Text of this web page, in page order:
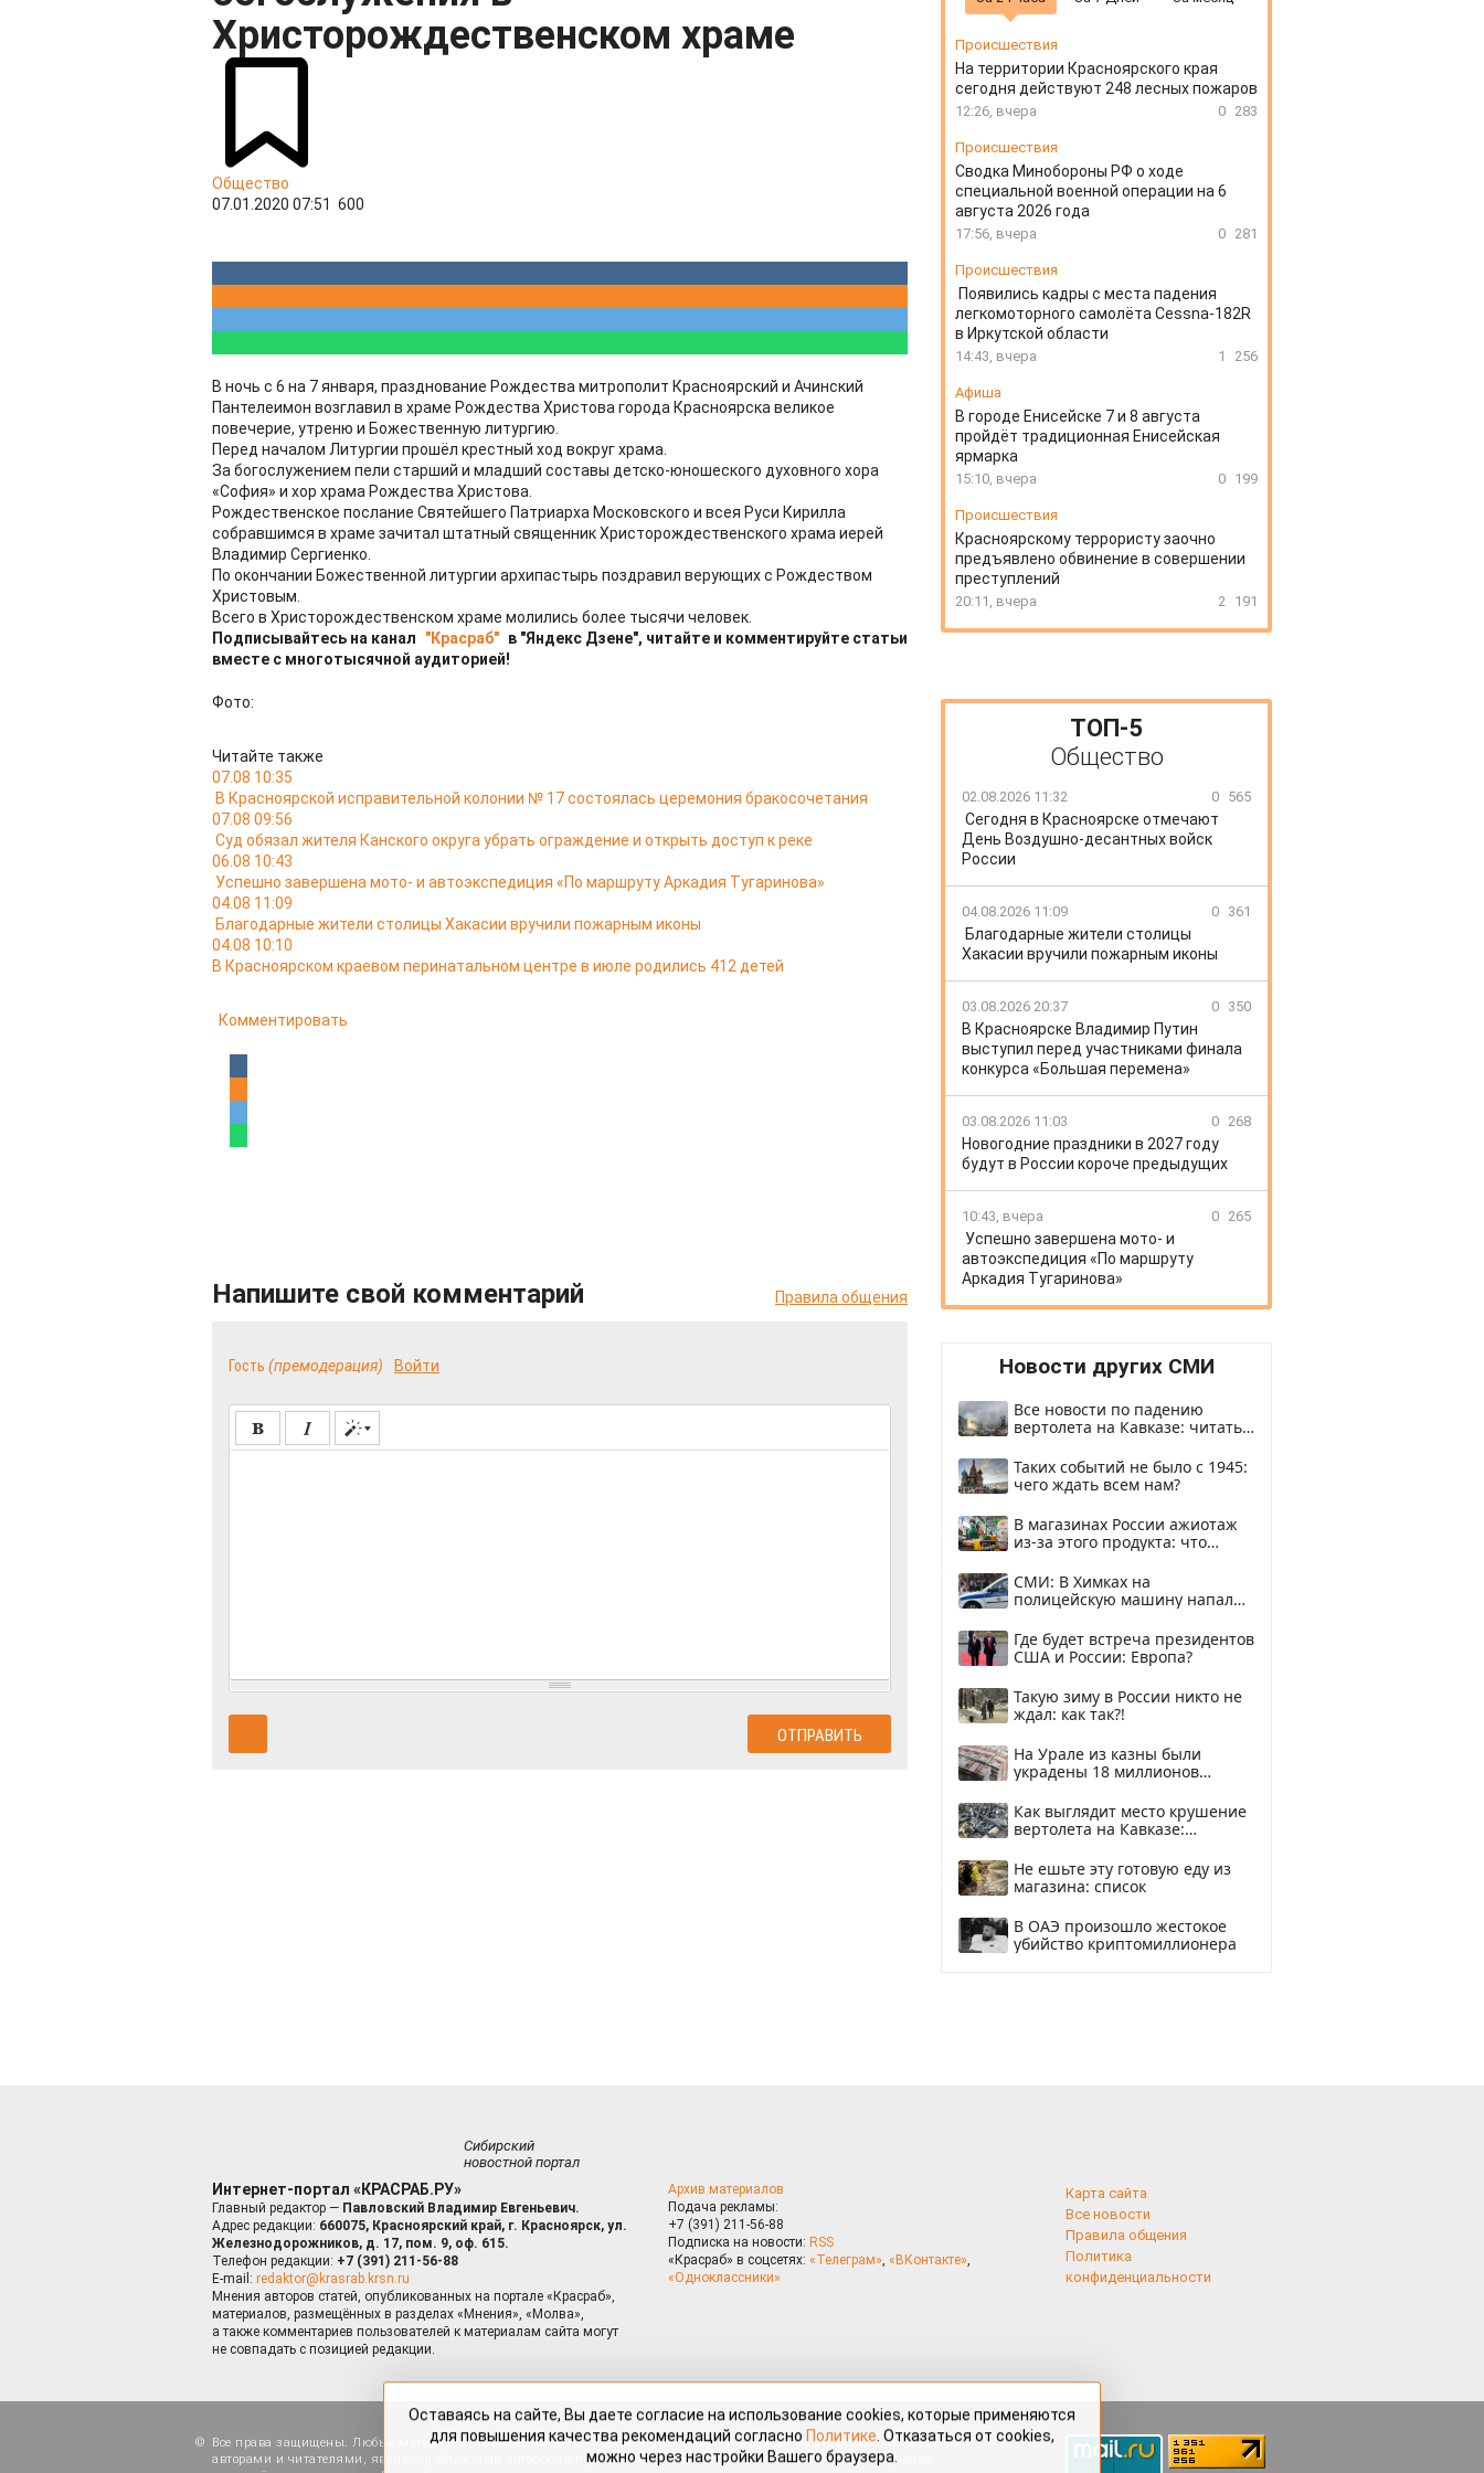
Христорождественском храме
Общество
07.01.2020 07:51 600
В ночь с 6 на 7 января, празднование Рождества митрополит Красноярский и Ачинский
Пантелеимон возглавил в храме Рождества Христова города Красноярска великое
повечерие, утреню и Божественную литургию.
Перед началом Литургии прошёл крестный ход вокруг храма.
За богослужением пели старший и младший составы детско-юношеского духовного хора
«София» и хор храма Рождества Христова.
Рождественское послание Святейшего Патриарха Московского и всея Руси Кирилла
собравшимся в храме зачитал штатный священник Христорождественского храма иерей
Владимир Сергиенко.
По окончании Божественной литургии архипастырь поздравил верующих с Рождеством
Христовым.
Всего в Христорождественском храме молились более тысячи человек.
Подписывайтесь на канал
"Красраб" в "Яндекс Дзене", читайте и комментируйте статьи
вместе с многотысячной аудиторией!
Фото:
Читайте также
07.08 10:35
В Красноярской исправительной колонии № 17 состоялась церемония бракосочетания
07.08 09:56
Суд обязал жителя Канского округа убрать ограждение и открыть доступ к реке
06.08 10:43
Успешно завершена мото- и автоэкспедиция «По маршруту Аркадия Тугаринова»
04.08 11:09
Благодарные жители столицы Хакасии вручили пожарным иконы
04.08 10:10
В Красноярском краевом перинатальном центре в июле родились 412 детей
Комментировать
Напишите свой комментарий Правила общения
Гость (премодерация) Войти
Происшествия
На территории Красноярского края
сегодня действуют 248 лесных пожаров
12:26, вчера 0 283
Происшествия
Сводка Минобороны РФ о ходе
специальной военной операции на 6
августа 2026 года
17:56, вчера 0 281
Происшествия
Появились кадры с места падения
легкомоторного самолёта Cessna-182R
в Иркутской области
14:43, вчера 1 256
Афиша
В городе Енисейске 7 и 8 августа
пройдёт традиционная Енисейская
ярмарка
15:10, вчера 0 199
Происшествия
Красноярскому террористу заочно
предъявлено обвинение в совершении
преступлений
20:11, вчера 2 191
ТОП-5
Общество
02.08.2026 11:32 0 565
Сегодня в Красноярске отмечают
День Воздушно-десантных войск
России
04.08.2026 11:09 0 361
Благодарные жители столицы
Хакасии вручили пожарным иконы
03.08.2026 20:37 0 350
В Красноярске Владимир Путин
выступил перед участниками финала
конкурса «Большая перемена»
03.08.2026 11:03 0 268
Новогодние праздники в 2027 году
будут в России короче предыдущих
10:43, вчера 0 265
Успешно завершена мото- и
автоэкспедиция «По маршруту
Аркадия Тугаринова»
Новости других СМИ
Все новости по падению
вертолета на Кавказе: читать
Таких событий не было с 1945:
чего ждать всем нам?
В магазинах России ажиотаж
из-за этого продукта: что
СМИ: В Химках на
полицейскую машину напали
Где будет встреча президентов
США и России: Европа?
Такую зиму в России никто не
ждал: как так?!
На Урале из казны были
украдены 18 миллионов
Как выглядит место крушение
вертолета на Кавказе:
Не ешьте эту готовую еду из
магазина: список
В ОАЭ произошло жестокое
убийство криптомиллионера
Сибирский
новостной портал
Интернет-портал «КРАСРАБ.РУ»
Главный редактор — Павловский Владимир Евгеньевич.
Адрес редакции: 660075, Красноярский край, г. Красноярск, ул.
Железнодорожников, д. 17, пом. 9, оф. 615.
Телефон редакции: +7 (391) 211-56-88
E-mail: redaktor@krasrab.krsn.ru
Мнения авторов статей, опубликованных на портале «Красраб»,
материалов, размещённых в разделах «Мнения», «Молва»,
а также комментариев пользователей к материалам сайта могут
не совпадать с позицией редакции.
Архив материалов
Подача рекламы:
+7 (391) 211-56-88
Подписка на новости: RSS
«Красраб» в соцсетях: «Телеграм», «ВКонтакте»,
«Одноклассники»
Карта сайта
Все новости
Правила общения
Политика
конфиденциальности
Все права защищены. Любые материалы, размещённые на портале «Красраб.ру» сотрудниками редакции, нештатными
авторами и читателями, являются объектами авторского права. Полное или частичное использование материалов,
Оставаясь на сайте, Вы даете согласие на использование cookies, которые применяются
для повышения качества рекомендаций согласноПолитике. Отказаться от cookies,
OK